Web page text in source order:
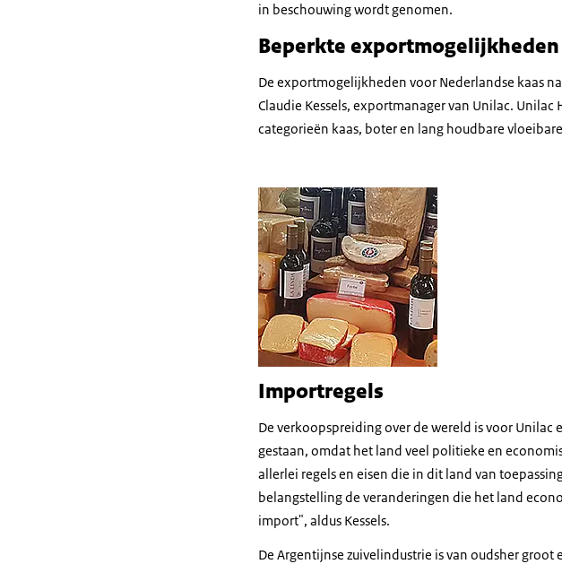
in beschouwing wordt genomen.
Beperkte exportmogelijkheden
De exportmogelijkheden voor Nederlandse kaas
Claudie Kessels, exportmanager van Unilac.
categorieën kaas, boter en lang houdbare
Importregels
De verkoopspreiding over de wereld is voor
gestaan, omdat het land veel politieke en
allerlei regels en eisen die in dit land van
belangstelling de veranderingen die het land
import", aldus Kessels.
De Argentijnse zuivelindustrie is van oudsher